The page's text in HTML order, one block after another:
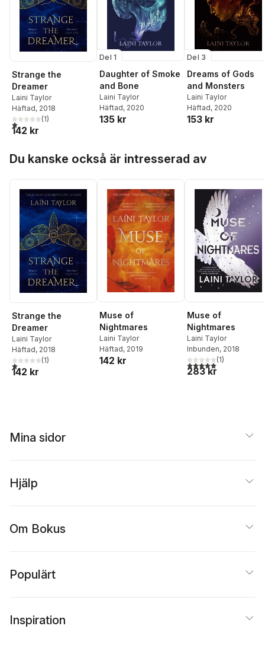
Strange the
Dreamer
Laini Taylor
Häftad, 2018
1,0utav 5 stjärnor. Totalt antal röster:
(1)
142 kr
Del 1
Daughter of Smoke
and Bone
Laini Taylor
Häftad, 2020
135 kr
Del 3
Dreams of Gods
and Monsters
Laini Taylor
Häftad, 2020
153 kr
Du kanske också är intresserad av
Strange the
Dreamer
Laini Taylor
Häftad, 2018
1,0utav 5 stjärnor. Totalt antal röster:
(1)
142 kr
Muse of
Nightmares
Laini Taylor
Häftad, 2019
142 kr
Muse of
Nightmares
Laini Taylor
Inbunden, 2018
5,0utav 5 stjärnor.
(1)
283 kr
Mina sidor
Hjälp
Om Bokus
Populärt
Inspiration